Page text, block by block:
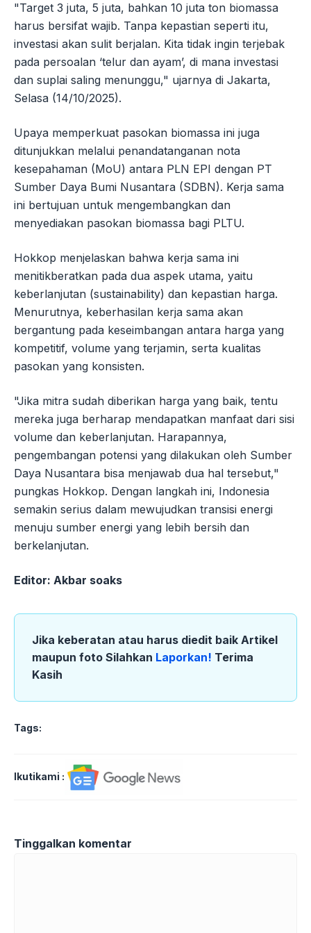
"Target 3 juta, 5 juta, bahkan 10 juta ton biomassa
harus bersifat wajib. Tanpa kepastian seperti itu,
investasi akan sulit berjalan. Kita tidak ingin terjebak
pada persoalan ‘telur dan ayam’, di mana investasi
dan suplai saling menunggu," ujarnya di Jakarta,
Selasa (14/10/2025).
Upaya memperkuat pasokan biomassa ini juga
ditunjukkan melalui penandatanganan nota
kesepahaman (MoU) antara PLN EPI dengan PT
Sumber Daya Bumi Nusantara (SDBN). Kerja sama
ini bertujuan untuk mengembangkan dan
menyediakan pasokan biomassa bagi PLTU.
Hokkop menjelaskan bahwa kerja sama ini
menitikberatkan pada dua aspek utama, yaitu
keberlanjutan (sustainability) dan kepastian harga.
Menurutnya, keberhasilan kerja sama akan
bergantung pada keseimbangan antara harga yang
kompetitif, volume yang terjamin, serta kualitas
pasokan yang konsisten.
"Jika mitra sudah diberikan harga yang baik, tentu
mereka juga berharap mendapatkan manfaat dari sisi
volume dan keberlanjutan. Harapannya,
pengembangan potensi yang dilakukan oleh Sumber
Daya Nusantara bisa menjawab dua hal tersebut,"
pungkas Hokkop. Dengan langkah ini, Indonesia
semakin serius dalam mewujudkan transisi energi
menuju sumber energi yang lebih bersih dan
berkelanjutan.
Editor: Akbar soaks
Jika keberatan atau harus diedit baik Artikel
maupun foto Silahkan Laporkan! Terima
Kasih
Tags:
Ikutikami :
Tinggalkan komentar